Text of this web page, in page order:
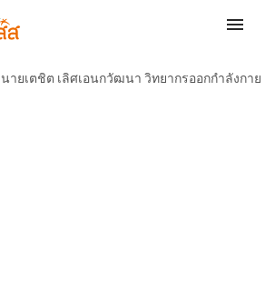
menu
นายเตชิต เลิศเอนกวัฒนา วิทยากรออกกำลังกาย